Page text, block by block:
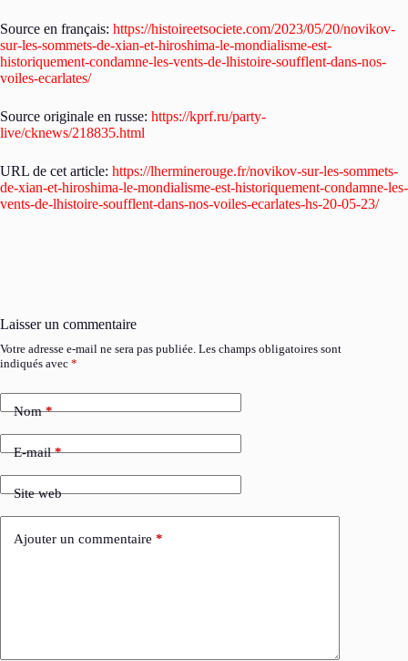
Source en français: https://histoireetsociete.com/2023/05/20/novikov-
sur-les-sommets-de-xian-et-hiroshima-le-mondialisme-est-
historiquement-condamne-les-vents-de-lhistoire-soufflent-dans-nos-
voiles-ecarlates/
Source originale en russe: https://kprf.ru/party-
live/cknews/218835.html
URL de cet article: https://lherminerouge.fr/novikov-sur-les-sommets-
de-xian-et-hiroshima-le-mondialisme-est-historiquement-condamne-les-
vents-de-lhistoire-soufflent-dans-nos-voiles-ecarlates-hs-20-05-23/
Laisser un commentaire
Votre adresse e-mail ne sera pas publiée. Les champs obligatoires sont
indiqués avec *
Nom*
E-mail*
Site web
Ajouter un commentaire *